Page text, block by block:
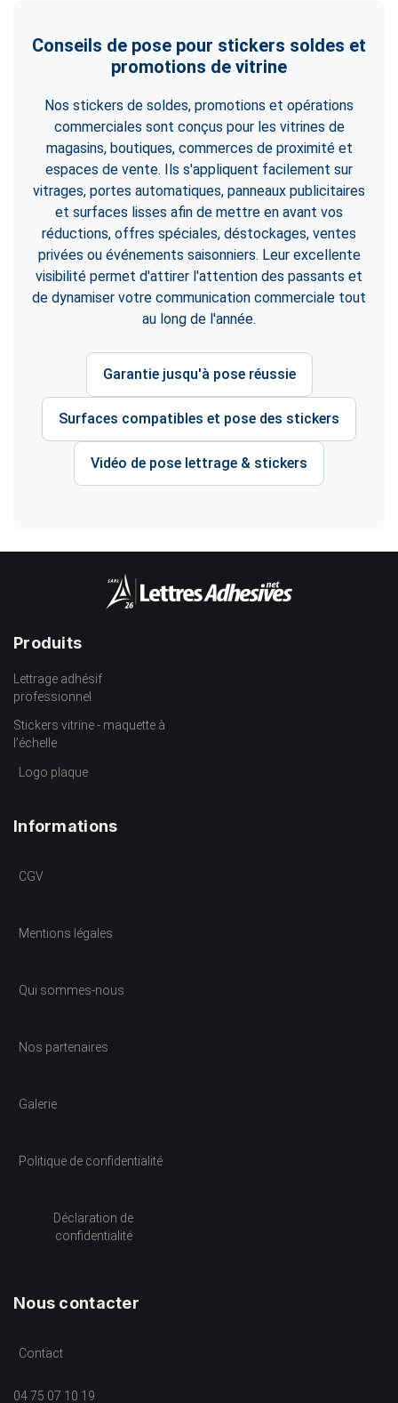
Conseils de pose pour stickers soldes et
promotions de vitrine
Nos stickers de soldes, promotions et opérations
commerciales sont conçus pour les vitrines de
magasins, boutiques, commerces de proximité et
espaces de vente. Ils s'appliquent facilement sur
vitrages, portes automatiques, panneaux publicitaires
et surfaces lisses afin de mettre en avant vos
réductions, offres spéciales, déstockages, ventes
privées ou événements saisonniers. Leur excellente
visibilité permet d'attirer l'attention des passants et
de dynamiser votre communication commerciale tout
au long de l'année.
Garantie jusqu'à pose réussie
Surfaces compatibles et pose des stickers
Vidéo de pose lettrage & stickers
Produits
Lettrage adhésif
professionnel
Stickers vitrine - maquette à
l’échelle
Logo plaque
Informations
CGV
Mentions légales
Qui sommes-nous
Nos partenaires
Galerie
Politique de confidentialité
Déclaration de
confidentialité
Nous contacter
Contact
04 75 07 10 19